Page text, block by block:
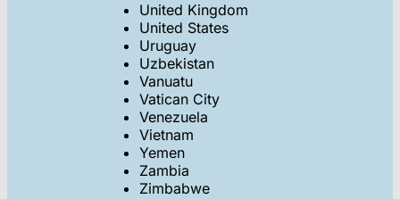
United Kingdom
United States
Uruguay
Uzbekistan
Vanuatu
Vatican City
Venezuela
Vietnam
Yemen
Zambia
Zimbabwe